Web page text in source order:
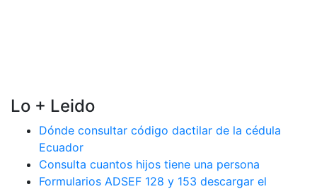
Lo + Leido
Dónde consultar código dactilar de la cédula
Ecuador
Consulta cuantos hijos tiene una persona
Formularios ADSEF 128 y 153 descargar el